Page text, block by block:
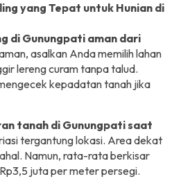
yang Tepat untuk Hunian di
di Gunungpati aman dari
asalkan Anda memilih lahan
lereng curam tanpa talud.
kepadatan tanah jika
tanah di Gunungpati saat
tergantung lokasi. Area dekat
Namun, rata-rata berkisar
juta per meter persegi.